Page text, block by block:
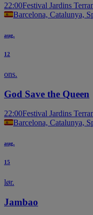
22:00Festival Jardins
Barcelona, Catalunya,
aug.
12
ons.
God Save the Queen
22:00Festival Jardins
Barcelona, Catalunya,
aug.
15
lør.
Jambao